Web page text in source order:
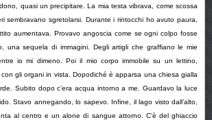
quasi un precipitare. La mia testa vibrava, come scossa
sembravano sgretolarsi. Durante i rintocchi ho avuto paura,
aumentava. Provavo angoscia come se ogni colpo fosse
una sequela di immagini. Degli artigli che graffiano le mie
io mi dimeno. Poi il mio corpo immobile su un lettino,
gli organi in vista. Dopodiché è apparsa una chiesa gialla
Subito dopo c’era acqua intorno a me. Guardavo la luce
Stavo annegando, lo sapevo. Infine, il lago visto dall’alto,
al centro e un alone di sangue attorno. C’è del ghiaccio